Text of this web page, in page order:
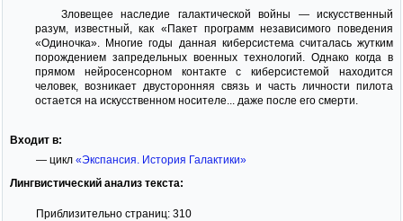
Зловещее наследие галактической войны — искусственный
разум, известный, как «Пакет программ независимого поведения
«Одиночка». Многие годы данная киберсистема считалась жутким
порождением запредельных военных технологий. Однако когда в
прямом нейросенсорном контакте с киберсистемой находится
человек, возникает двусторонняя связь и часть личности пилота
остается на искусственном носителе... даже после его смерти.
Входит в:
— цикл «Экспансия. История Галактики»
Лингвистический анализ текста:
Приблизительно страниц: 310